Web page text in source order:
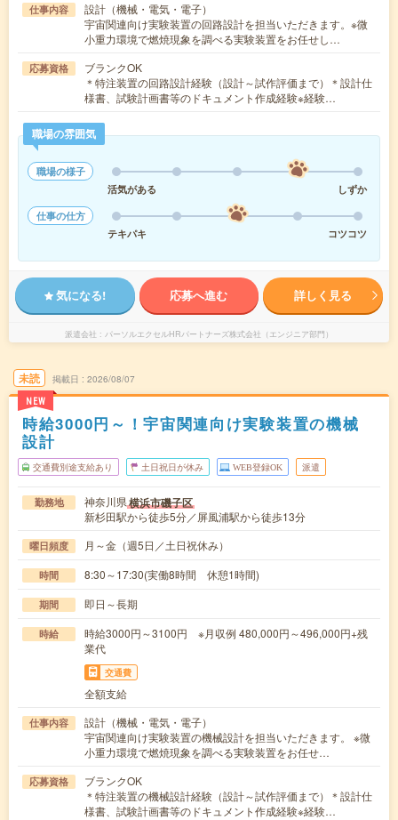
仕事内容
設計（機械・電気・電子）
宇宙関連向け実験装置の回路設計を担当いただきます。※微
小重力環境で燃焼現象を調べる実験装置をお任せし…
応募資格
ブランクOK
＊特注装置の回路設計経験（設計～試作評価まで）＊設計仕
様書、試験計画書等のドキュメント作成経験※経験…
職場の雰囲気
職場の様子
活気がある
しずか
仕事の仕方
テキパキ
コツコツ
気になる! 応募へ進む 詳しく見る
派遣会社 パーソルエクセルHRパートナーズ株式会社（エンジニア部門）
未読
NEW
掲載日 2026/08/07
時給3000円～！宇宙関連向け実験装置の機械
設計
交通費別途支給あり 土日祝日が休み WEB登録OK 派遣
勤務地 神奈川県横浜市磯子区
新杉田駅から徒歩5分／屏風浦駅から徒歩13分
曜日頻度 月～金（週5日／土日祝休み）
時間 8:30～17:30(実働8時間 休憩1時間)
期間 即日～長期
時給
時給3000円～3100円 ※月収例 480,000円～496,000円+残
業代
交通費
全額支給
仕事内容
設計（機械・電気・電子）
宇宙関連向け実験装置の機械設計を担当いただきます。 ※微
小重力環境で燃焼現象を調べる実験装置をお任せ…
応募資格
ブランクOK
＊特注装置の機械設計経験（設計～試作評価まで）＊設計仕
様書、試験計画書等のドキュメント作成経験※経験…